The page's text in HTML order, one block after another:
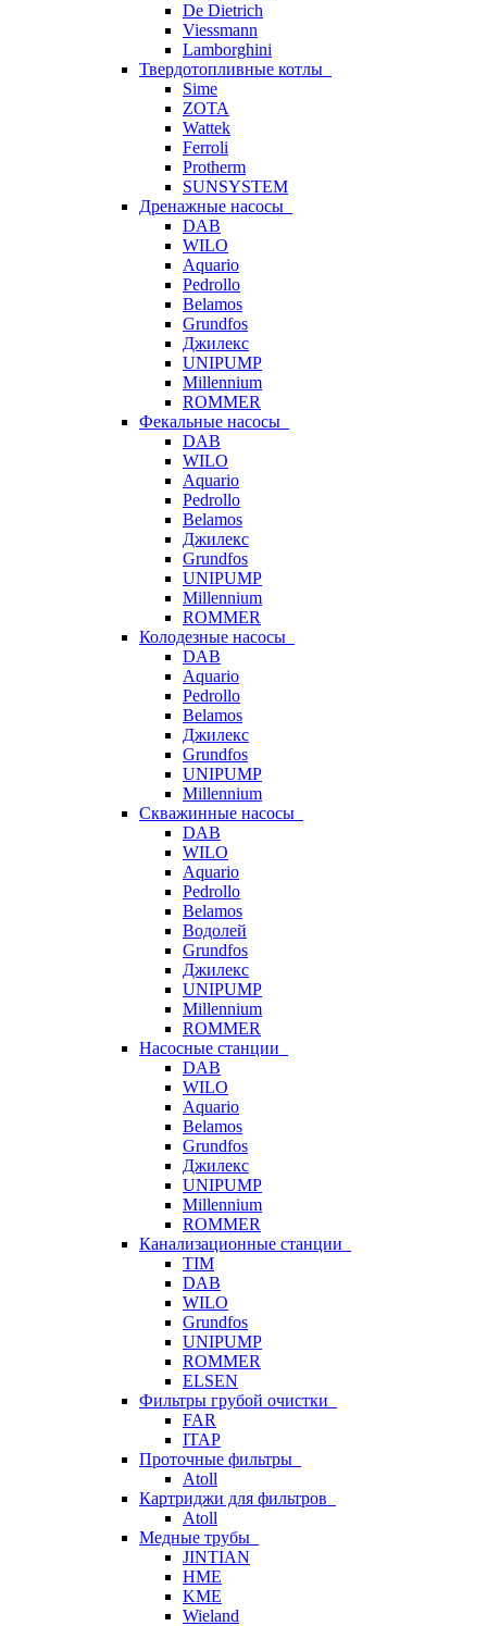
De Dietrich
Viessmann
Lamborghini
Твердотопливные котлы
Sime
ZOTA
Wattek
Ferroli
Protherm
SUNSYSTEM
Дренажные насосы
DAB
WILO
Aquario
Pedrollo
Belamos
Grundfos
Джилекс
UNIPUMP
Millennium
ROMMER
Фекальные насосы
DAB
WILO
Aquario
Pedrollo
Belamos
Джилекс
Grundfos
UNIPUMP
Millennium
ROMMER
Колодезные насосы
DAB
Aquario
Pedrollo
Belamos
Джилекс
Grundfos
UNIPUMP
Millennium
Скважинные насосы
DAB
WILO
Aquario
Pedrollo
Belamos
Водолей
Grundfos
Джилекс
UNIPUMP
Millennium
ROMMER
Насосные станции
DAB
WILO
Aquario
Belamos
Grundfos
Джилекс
UNIPUMP
Millennium
ROMMER
Канализационные станции
TIM
DAB
WILO
Grundfos
UNIPUMP
ROMMER
ELSEN
Фильтры грубой очистки
FAR
ITAP
Проточные фильтры
Atoll
Картриджи для фильтров
Atoll
Медные трубы
JINTIAN
HME
KME
Wieland